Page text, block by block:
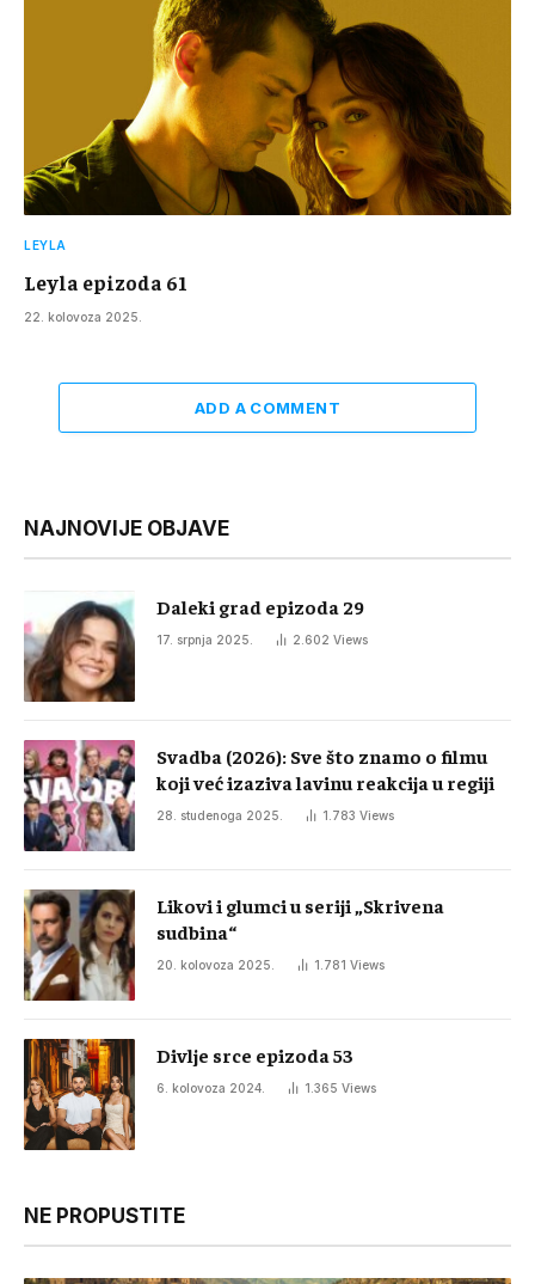
LEYLA
Leyla epizoda 61
22. kolovoza 2025.
ADD A COMMENT
NAJNOVIJE OBJAVE
Daleki grad epizoda 29
17. srpnja 2025. 2.602 Views
Svadba (2026): Sve što znamo o filmu
koji već izaziva lavinu reakcija u regiji
28. studenoga 2025. 1.783 Views
Likovi i glumci u seriji „Skrivena
sudbina“
20. kolovoza 2025. 1.781 Views
Divlje srce epizoda 53
6. kolovoza 2024. 1.365 Views
NE PROPUSTITE